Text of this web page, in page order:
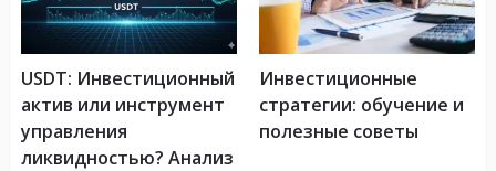
USDT: Инвестиционный
актив или инструмент
управления
ликвидностью? Анализ
Инвестиционные
стратегии: обучение и
полезные советы